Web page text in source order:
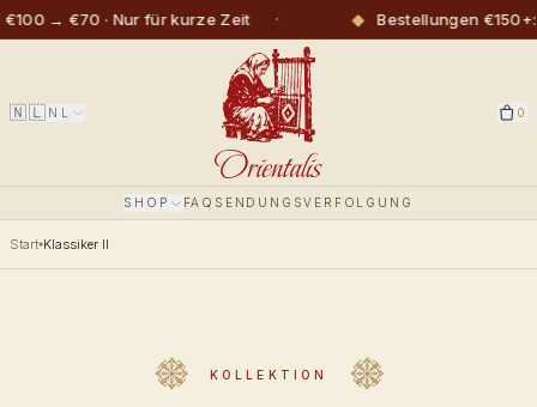
→ €70 · Nur für kurze Zeit Bestellungen €150+:
🇳🇱 NL 0
SHOP FAQ SENDUNGSVERFOLGUNG
Start Klassiker II
KOLLEKTION